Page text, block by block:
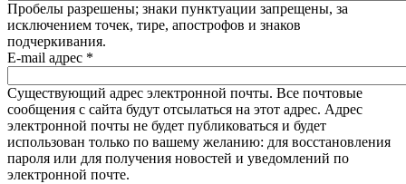
Пробелы разрешены; знаки пунктуации запрещены, за
исключением точек, тире, апострофов и знаков
подчеркивания.
E-mail адрес *
Существующий адрес электронной почты. Все почтовые
сообщения с сайта будут отсылаться на этот адрес. Адрес
электронной почты не будет публиковаться и будет
использован только по вашему желанию: для восстановления
пароля или для получения новостей и уведомлений по
электронной почте.